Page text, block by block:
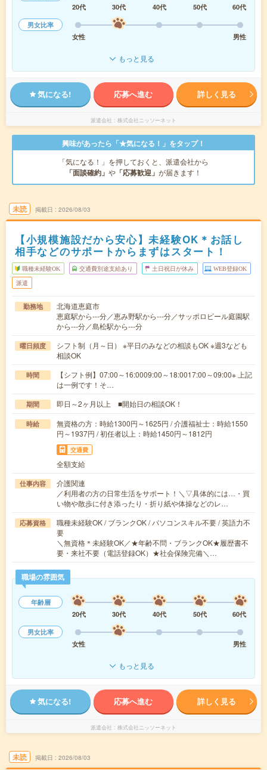
20代
30代 40代 50代
60代
男女比率
女性
男性
もっと見る
気になる! 応募へ進む 詳しく見る
派遣会社 株式会社ニッソーネット
興味があったら「★気になる！」をタップ！
「気になる！」を押しておくと、派遣会社から
「面談確約」 や 「応募歓迎」 が届きます！
未読 掲載日 2026/08/03
【小規模施設だから安心】未経験OK＊お話し
相手などのサポートからまずはスタート！
職種未経験OK 交通費別途支給あり 土日祝日が休み WEB登録OK
派遣
勤務地
北海道恵庭市
恵庭駅から---分／恵み野駅から---分／サッポロビール庭園駅
から---分／島松駅から---分
曜日頻度
シフト制（月～日） ※平日のみなどの相談もOK ※週3なども
相談OK
時間
【シフト例】07:00～16:0009:00～18:0017:00～09:00※ 上記
は一例です！そ…
期間 即日～2ヶ月以上 ■開始日の相談OK！
時給
無資格の方：時給1300円～1625円 / 介護福祉士：時給1550
円～1937円 / 初任者以上：時給1450円～1812円
交通費
全額支給
仕事内容
介護関連
／利用者の方の日常生活をサポート！＼▽具体的には…・買
い物や散歩に付き添ったり・折り紙や体操などのレ…
応募資格
職種未経験OK / ブランクOK / パソコンスキル不要 / 英語力不
要
＼無資格＊未経験OK／★年齢不問・ブランクOK★履歴書不
要・来社不要（電話登録OK）★社会保険完備＼…
職場の雰囲気
年齢層
20代
30代 40代 50代
60代
男女比率
女性
男性
もっと見る
気になる! 応募へ進む 詳しく見る
派遣会社 株式会社ニッソーネット
未読 掲載日 2026/08/03